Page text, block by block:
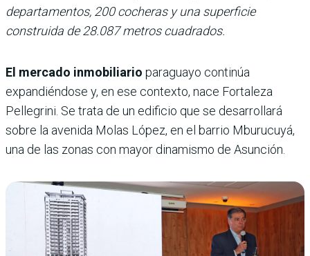
departamentos, 200 cocheras y una superficie
construida de 28.087 metros cuadrados.
El mercado inmobiliario paraguayo continúa
expandiéndose y, en ese contexto, nace Fortaleza
Pellegrini. Se trata de un edificio que se desarrollará
sobre la avenida Molas López, en el barrio Mburucuyá,
una de las zonas con mayor dinamismo de Asunción.